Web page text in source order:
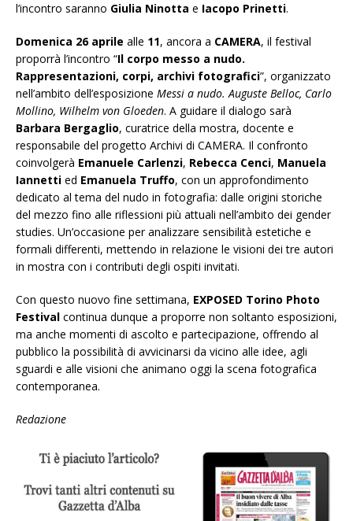
l’incontro saranno Giulia Ninotta e Iacopo Prinetti.
Domenica 26 aprile alle 11, ancora a CAMERA, il festival
proporrà l’incontro “Il corpo messo a nudo.
Rappresentazioni, corpi, archivi fotografici”, organizzato
nell’ambito dell’esposizione Messi a nudo. Auguste Belloc, Carlo
Mollino, Wilhelm von Gloeden. A guidare il dialogo sarà
Barbara Bergaglio, curatrice della mostra, docente e
responsabile del progetto Archivi di CAMERA. Il confronto
coinvolgerà Emanuele Carlenzi, Rebecca Cenci, Manuela
Iannetti ed Emanuela Truffo, con un approfondimento
dedicato al tema del nudo in fotografia: dalle origini storiche
del mezzo fino alle riflessioni più attuali nell’ambito dei gender
studies. Un’occasione per analizzare sensibilità estetiche e
formali differenti, mettendo in relazione le visioni dei tre autori
in mostra con i contributi degli ospiti invitati.
Con questo nuovo fine settimana, EXPOSED Torino Photo
Festival continua dunque a proporre non soltanto esposizioni,
ma anche momenti di ascolto e partecipazione, offrendo al
pubblico la possibilità di avvicinarsi da vicino alle idee, agli
sguardi e alle visioni che animano oggi la scena fotografica
contemporanea.
Redazione